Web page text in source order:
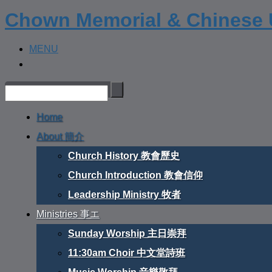
Chown Memorial & Chinese
MENU
Home
About 簡介
Church History 教會歷史
Church Introduction 教會信仰
Leadership Ministry 牧者
Ministries 事エ
Sunday Worship 主日崇拜
11:30am Choir 中文堂詩班